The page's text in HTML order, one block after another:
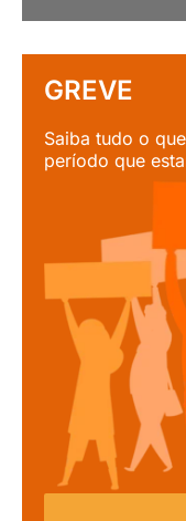
GREVE
Saiba tudo o
período que